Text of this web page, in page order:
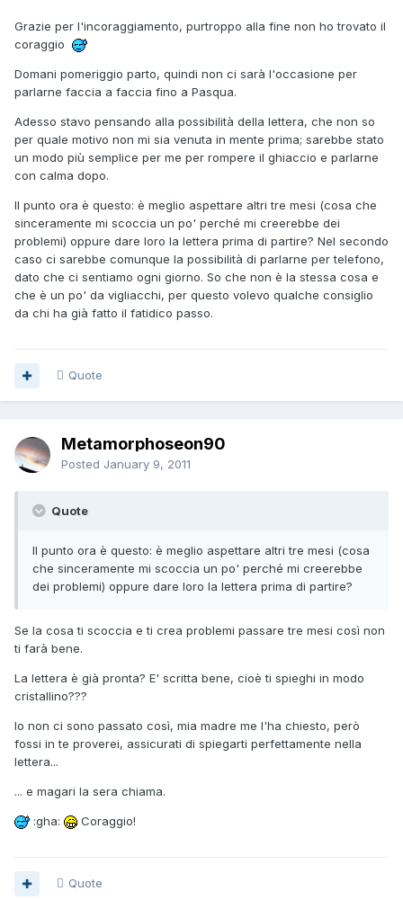
Grazie per l'incoraggiamento, purtroppo alla fine non ho trovato il
coraggio
Domani pomeriggio parto, quindi non ci sarà l'occasione per
parlarne faccia a faccia fino a Pasqua.
Adesso stavo pensando alla possibilità della lettera, che non so
per quale motivo non mi sia venuta in mente prima; sarebbe stato
un modo più semplice per me per rompere il ghiaccio e parlarne
con calma dopo.
Il punto ora è questo: è meglio aspettare altri tre mesi (cosa che
sinceramente mi scoccia un po' perché mi creerebbe dei
problemi) oppure dare loro la lettera prima di partire? Nel secondo
caso ci sarebbe comunque la possibilità di parlarne per telefono,
dato che ci sentiamo ogni giorno. So che non è la stessa cosa e
che è un po' da vigliacchi, per questo volevo qualche consiglio
da chi ha già fatto il fatidico passo.
Quote
Metamorphoseon90
Posted January 9, 2011
Quote
Il punto ora è questo: è meglio aspettare altri tre mesi (cosa
che sinceramente mi scoccia un po' perché mi creerebbe
dei problemi) oppure dare loro la lettera prima di partire?
Se la cosa ti scoccia e ti crea problemi passare tre mesi così non
ti farà bene.
La lettera è già pronta? E' scritta bene, cioè ti spieghi in modo
cristallino???
Io non ci sono passato così, mia madre me l'ha chiesto, però
fossi in te proverei, assicurati di spiegarti perfettamente nella
lettera...
... e magari la sera chiama.
:gha: Coraggio!
Quote